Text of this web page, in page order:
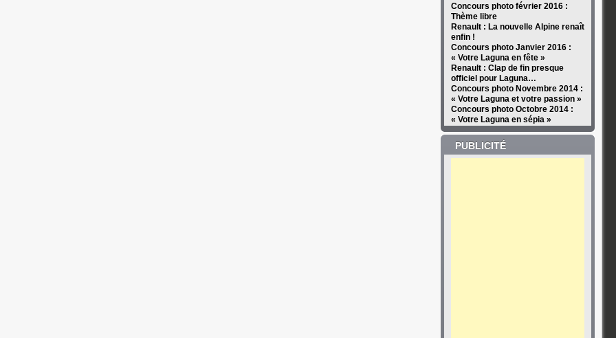
Concours photo février 2016 :
Thème libre
Renault : La nouvelle Alpine renaît
enfin !
Concours photo Janvier 2016 :
« Votre Laguna en fête »
Renault : Clap de fin presque
officiel pour Laguna…
Concours photo Novembre 2014 :
« Votre Laguna et votre passion »
Concours photo Octobre 2014 :
« Votre Laguna en sépia »
PUBLICITÉ